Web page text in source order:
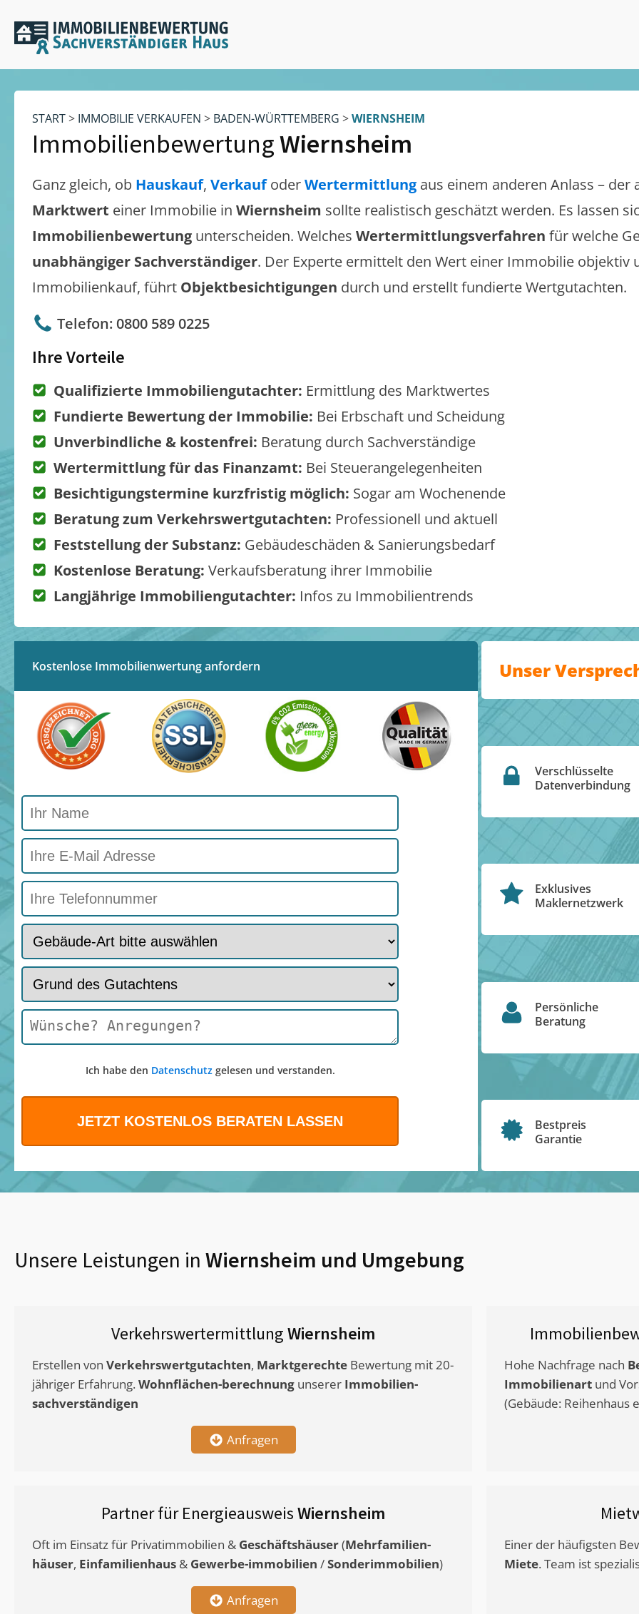
START> IMMOBILIE VERKAUFEN > BADEN-WÜRTTEMBERG >WIERNSHEIM
ImmobilienbewertungWiernsheim
Ganz gleich, ob Hauskauf, VerkaufoderWertermittlung aus einem anderen Anlass – der
Marktwert einer Immobilie in Wiernsheim sollte realistisch geschätzt werden. Es lassen
Immobilienbewertung unterscheiden. Welches Wertermittlungsverfahren für welche
unabhängiger Sachverständiger. Der Experte ermittelt den Wert einer Immobilie objektiv
Immobilienkauf, führt Objektbesichtigungen durch und erstellt fundierte Wertgutachten.
Telefon: 0800 589 0225
Ihre Vorteile
Qualifizierte Immobiliengutachter: Ermittlung des Marktwertes
Fundierte Bewertung der Immobilie: Bei Erbschaft und Scheidung
Unverbindliche & kostenfrei: Beratung durch Sachverständige
Wertermittlung für das Finanzamt: Bei Steuerangelegenheiten
Besichtigungstermine kurzfristig möglich: Sogar am Wochenende
Beratung zum Verkehrswertgutachten: Professionell und aktuell
Feststellung der Substanz: Gebäudeschäden & Sanierungsbedarf
Kostenlose Beratung: Verkaufsberatung ihrer Immobilie
Langjährige Immobiliengutachter: Infos zu Immobilientrends
Kostenlose Immobilienwertung anfordern
Ich habe den Datenschutzgelesen und verstanden.
Unser
Verschlüsselte
Datenverbindung
Exklusives
Maklernetzwerk
Persönliche
Beratung
Bestpreis
Garantie
Unsere Leistungen in Wiernsheim und Umgebung
VerkehrswertermittlungWiernsheim
Erstellen von Verkehrswertgutachten, Marktgerechte Bewertung mit 20-
jähriger Erfahrung. Wohnflächen-berechnung unserer Immobilien-
sachverständigen
Anfragen
Hohe Nachfrage nach
Immobilienart und
(Gebäude: Reihenhaus
Partner für EnergieausweisWiernsheim
Oft im Einsatz für Privatimmobilien & Geschäftshäuser(Mehrfamilien-
häuser, Einfamilienhaus & Gewerbe-immobilien /Sonderimmobilien)
Anfragen
Einer der häufigsten
Miete. Team ist